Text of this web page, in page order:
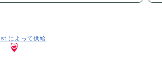
によって供給